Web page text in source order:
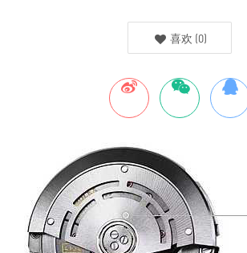
喜欢 (0)